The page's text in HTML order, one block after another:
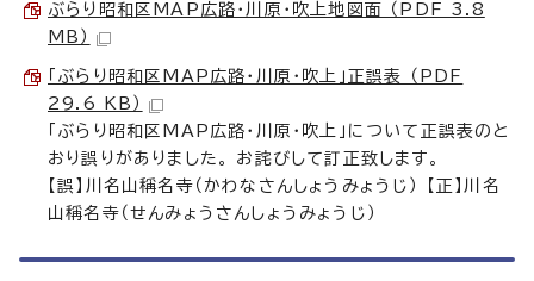
ぶらり昭和区MAP広路・川原・吹上地図面 （PDF 3.8
MB）
「ぶらり昭和区MAP広路・川原・吹上」正誤表 （PDF
29.6 KB）
「ぶらり昭和区MAP広路・川原・吹上」について正誤表のと
おり誤りがありました。 お詫びして訂正致します。
【誤】川名山稱名寺（かわなさんしょうみょうじ） 【正】川名
山稱名寺（せんみょうさんしょうみょうじ）